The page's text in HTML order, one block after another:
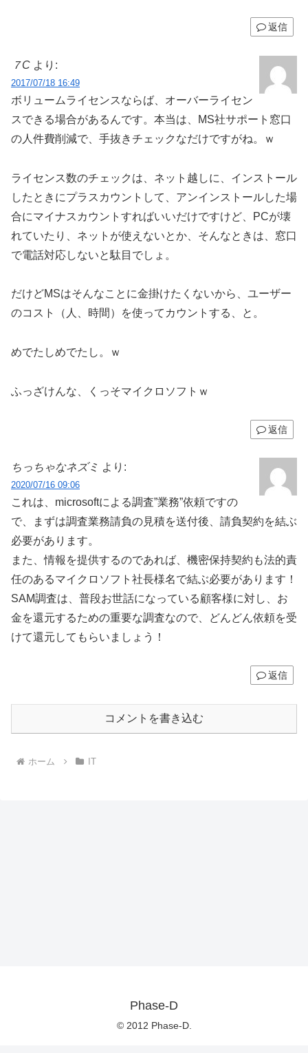
返信
７C より:
2017/07/18 16:49
ボリュームライセンスならば、オーバーライセン
スできる場合があるんです。本当は、MS社サポート窓口
の人件費削減で、手抜きチェックなだけですがね。ｗ
ライセンス数のチェックは、ネット越しに、インストール
したときにプラスカウントして、アンインストールした場
合にマイナスカウントすればいいだけですけど、PCが壊
れていたり、ネットが使えないとか、そんなときは、窓口
で電話対応しないと駄目でしょ。
だけどMSはそんなことに金掛けたくないから、ユーザー
のコスト（人、時間）を使ってカウントする、と。
めでたしめでたし。ｗ
ふっざけんな、くっそマイクロソフトｗ
返信
ちっちゃなネズミ より:
2020/07/16 09:06
これは、microsoftによる調査”業務”依頼ですの
で、まずは調査業務請負の見積を送付後、請負契約を結ぶ
必要があります。
また、情報を提供するのであれば、機密保持契約も法的責
任のあるマイクロソフト社長様名で結ぶ必要があります！
SAM調査は、普段お世話になっている顧客様に対し、お
金を還元するための重要な調査なので、どんどん依頼を受
けて還元してもらいましょう！
返信
コメントを書き込む
ホーム IT
Phase-D
© 2012 Phase-D.